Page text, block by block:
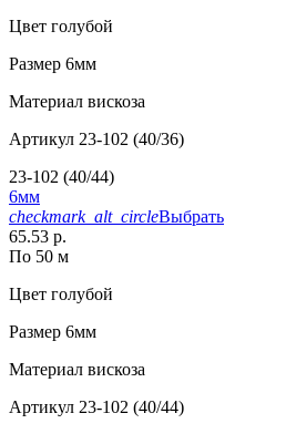
Цвет голубой
Размер 6мм
Материал вискоза
Артикул 23-102 (40/36)
23-102 (40/44)
6мм
checkmark_alt_circleВыбрать
65.53 р.
По 50 м
Цвет голубой
Размер 6мм
Материал вискоза
Артикул 23-102 (40/44)